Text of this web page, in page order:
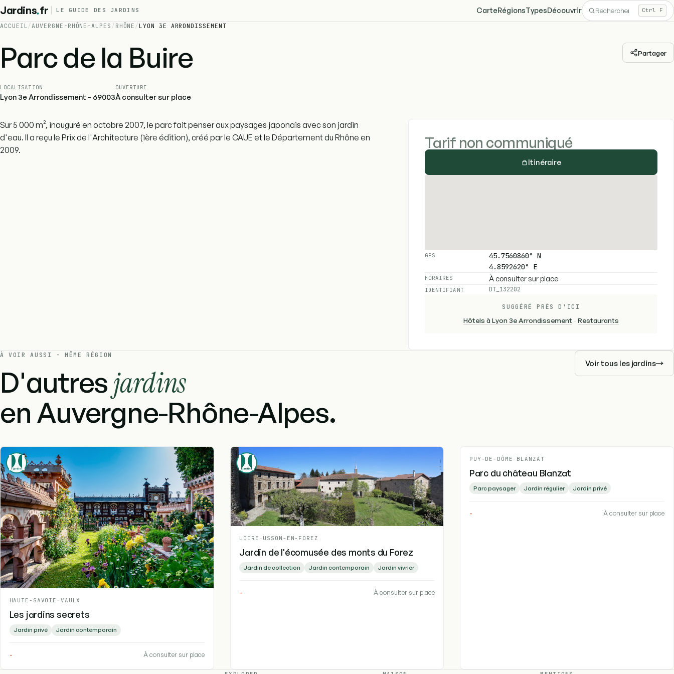
Jardins.fr LE GUIDE DES JARDINS CarteRégionsTypesDécouvrir Ctrl F
ACCUEIL / AUVERGNE-RHÔNE-ALPES / RHÔNE /LYON 3E ARRONDISSEMENT
Parc de la Buire Partager
LOCALISATION
Lyon 3e Arrondissement - 69003
OUVERTURE
À consulter sur place
Sur 5 000 m², inauguré en octobre 2007, le parc fait penser aux paysages japonais avec son jardin
d'eau. Il a reçu le Prix de l'Architecture (1ère édition), créé par le CAUE et le Département du Rhône en
2009.
Tarif non communiqué
Itinéraire
GPS
45.7560860° N
4.8592620° E
HORAIRES À consulter sur place
IDENTIFIANT DT_132202
SUGGÉRÉ PRÈS D'ICI
Hôtels à Lyon 3e Arrondissement -Restaurants
À VOIR AUSSI - MÊME RÉGION
D'autresjardins
en Auvergne-Rhône-Alpes.
Voir tous les jardins
HAUTE-SAVOIE - VAULX
Les jardins secrets
Jardin privé Jardin contemporain
- À consulter sur place
LOIRE - USSON-EN-FOREZ
Jardin de l'écomusée des monts du Forez
Jardin de collection Jardin contemporain Jardin vivrier
- À consulter sur place
PUY-DE-DÔME - BLANZAT
Parc du château Blanzat
Parc paysager Jardin régulier Jardin privé
- À consulter sur place